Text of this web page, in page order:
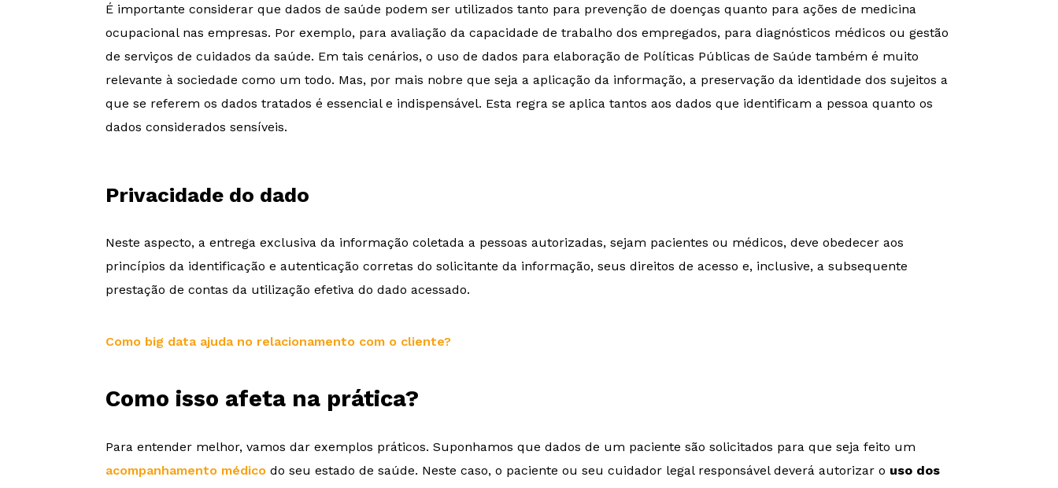
É importante considerar que dados de saúde podem ser utilizados tanto para prevenção de doenças quanto para ações de medicina
ocupacional nas empresas. Por exemplo, para avaliação da capacidade de trabalho dos empregados, para diagnósticos médicos ou gestão
de serviços de cuidados da saúde. Em tais cenários, o uso de dados para elaboração de Políticas Públicas de Saúde também é muito
relevante à sociedade como um todo. Mas, por mais nobre que seja a aplicação da informação, a preservação da identidade dos sujeitos a
que se referem os dados tratados é essencial e indispensável. Esta regra se aplica tantos aos dados que identificam a pessoa quanto os
dados considerados sensíveis.
Privacidade do dado
Neste aspecto, a entrega exclusiva da informação coletada a pessoas autorizadas, sejam pacientes ou médicos, deve obedecer aos
princípios da identificação e autenticação corretas do solicitante da informação, seus direitos de acesso e, inclusive, a subsequente
prestação de contas da utilização efetiva do dado acessado.
Como big data ajuda no relacionamento com o cliente?
Como isso afeta na prática?
Para entender melhor, vamos dar exemplos práticos. Suponhamos que dados de um paciente são solicitados para que seja feito um
acompanhamento médico do seu estado de saúde. Neste caso, o paciente ou seu cuidador legal responsável deverá autorizar o uso dos